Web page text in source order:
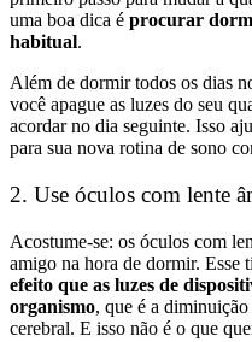
uma boa dica é procurar
habitual.
Além de dormir todos os dias
você apague as luzes do seu
acordar no dia seguinte. Isso
para sua nova rotina de sono
2. Use óculos com lente
Acostume-se: os óculos com
amigo na hora de dormir. Esse
efeito que as luzes de
organismo, que é a
cerebral. E isso não é o que